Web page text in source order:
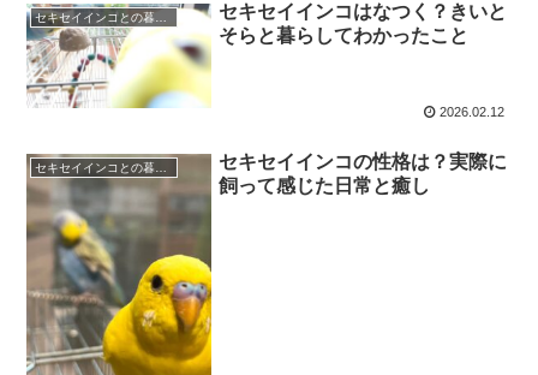
セキセイインコとの暮らし
セキセイインコはなつく？きいと
そらと暮らしてわかったこと
2026.02.12
セキセイインコとの暮らし
セキセイインコの性格は？実際に
飼って感じた日常と癒し